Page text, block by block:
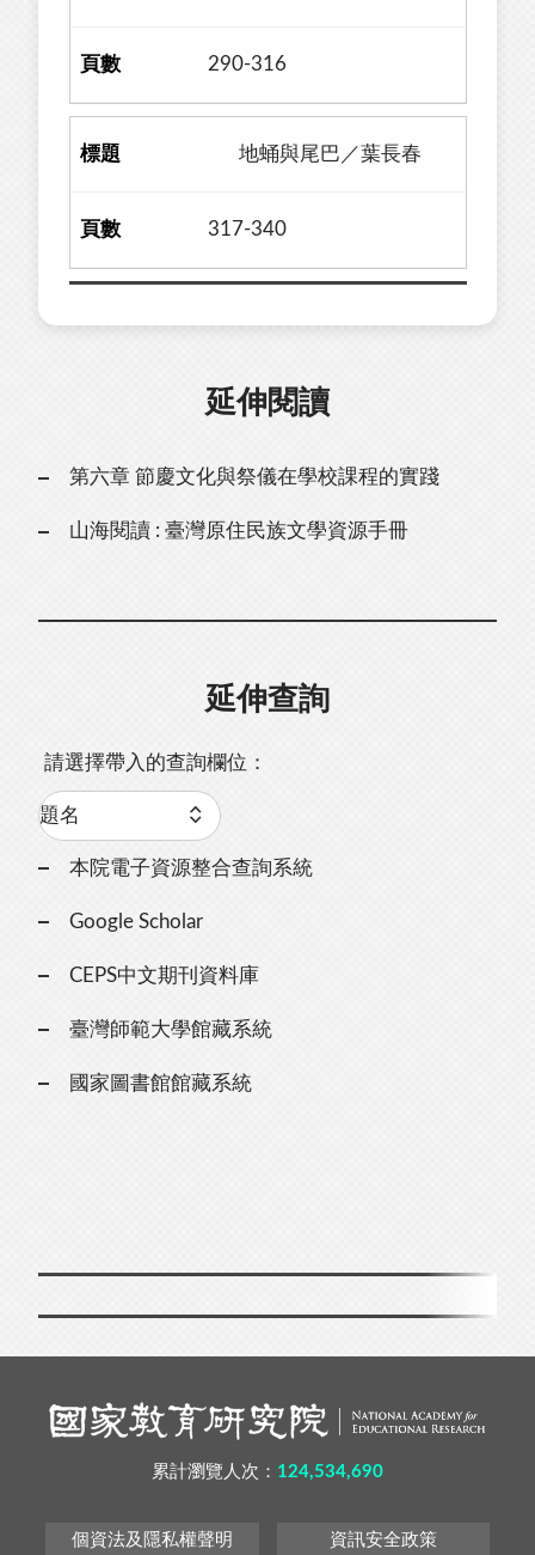
290-316
地蛹與尾巴／葉長春
317-340
延伸閱讀
第六章 節慶文化與祭儀在學校課程的實踐
山海閱讀 : 臺灣原住民族文學資源手冊
延伸查詢
請選擇帶入的查詢欄位：
本院電子資源整合查詢系統
Google Scholar
CEPS中文期刊資料庫
臺灣師範大學館藏系統
國家圖書館館藏系統
累計瀏覽人次： 124,534,690
個資法及隱私權聲明 資訊安全政策